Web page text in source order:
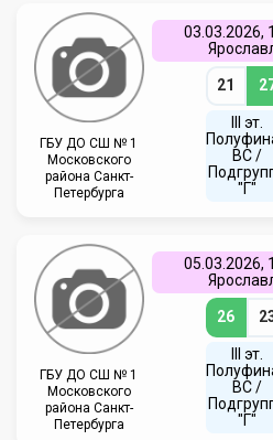
ГБУ ДО СШ № 1
Московского
района Санкт-
Петербурга
03.03.2026,
21
III эт.
ВC /
"Г"
ГБУ ДО СШ № 1
Московского
района Санкт-
Петербурга
05.03.2026,
26
III эт.
ВC /
"Г"